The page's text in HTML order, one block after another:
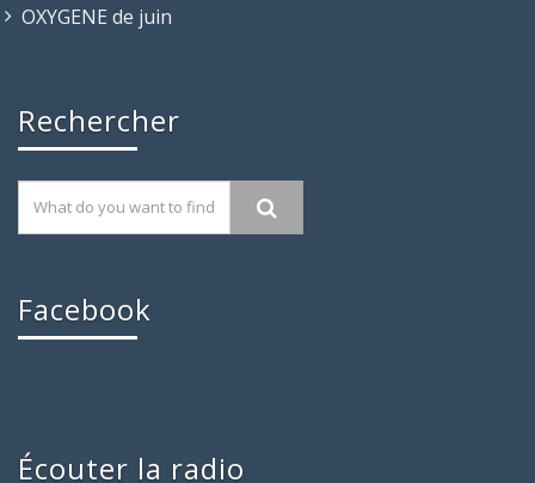
OXYGENE de juin
Rechercher
Facebook
Écouter la radio